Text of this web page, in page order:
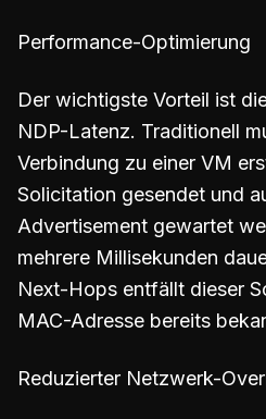
Performance-Optimierung
Der wichtigste Vorteil ist
NDP-Latenz. Traditionell
Verbindung zu einer VM
Solicitation gesendet und
Advertisement gewartet
mehrere Millisekunden
Next-Hops entfällt dieser
MAC-Adresse bereits
Reduzierter Netzwerk-